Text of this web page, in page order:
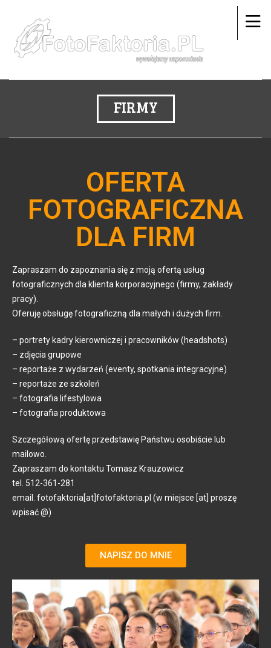
FIRMY
OFERTA
FOTOGRAFICZNA
DLA FIRM
Zapraszam do zapoznania się z moją ofertą usług
fotograficznych dla klienta korporacyjnego (firmy, zakłady
pracy).
Oferuję obsługę fotograficzną dla małych i dużych firm.
– portrety kadry kierowniczej i pracowników (headshots)
– zdjęcia grupowe
– reportaże z wydarzeń (eventy, spotkania integracyjne)
– reportaże ze szkoleń
– fotografia lifestylowa
– fotografia produktowa
Szczegółową ofertę przedstawię Państwu osobiście lub
mailowo.
Zapraszam do kontaktu Tomasz Krauzowicz
tel. 512-361-281
email. fotofaktoria[at]fotofaktoria.pl (w miejsce [at] proszę
wpisać @)
NAPISZ DO MNIE